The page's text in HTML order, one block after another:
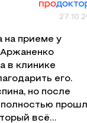
на приеме у
Аржаненко
в клинике
его.
но после
всё